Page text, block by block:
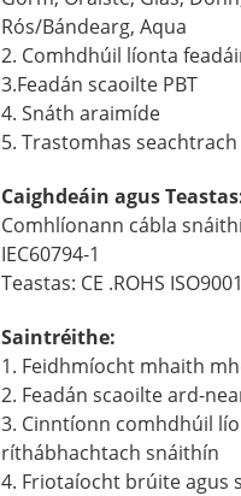
Rós/Bándearg, Aqua
2. Comhdhúil líonta
3.Feadán scaoilte PBT
4. Snáth araimíde
5. Trastomhas
Caighdeáin agus
Comhlíonann cábla
IEC60794-1
Teastas: CE .ROHS ISO9001
Saintréithe:
1. Feidhmíocht mhaith
2. Feadán scaoilte ard-
3. Cinntíonn comhdhúil
ríthábhachtach snáithín
4. Friotaíocht brúite agus